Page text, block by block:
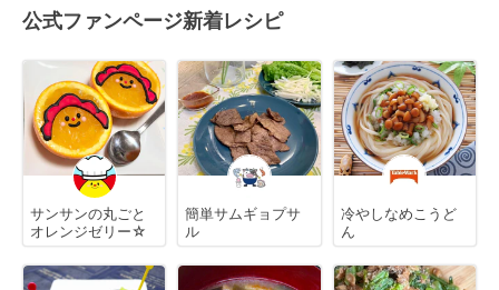
公式ファンページ新着レシピ
サンサンの丸ごと
オレンジゼリー☆
簡単サムギョプサ
ル
冷やしなめこうど
ん